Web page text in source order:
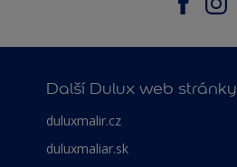
Další Dulux web stránky
duluxmalir.cz
duluxmaliar.sk